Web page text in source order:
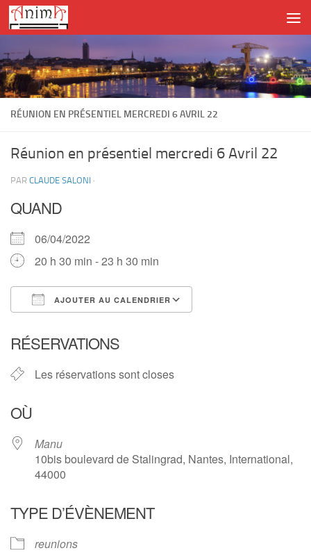
Skip to content
RÉUNION EN PRÉSENTIEL MERCREDI 6 AVRIL 22
Réunion en présentiel mercredi 6 Avril 22
PAR CLAUDE SALONI ·
QUAND
06/04/2022
20 h 30 min - 23 h 30 min
AJOUTER AU CALENDRIER
RÉSERVATIONS
Les réservations sont closes
OÙ
Manu
10bis boulevard de Stalingrad, Nantes, International,
44000
TYPE D’ÉVÈNEMENT
reunions